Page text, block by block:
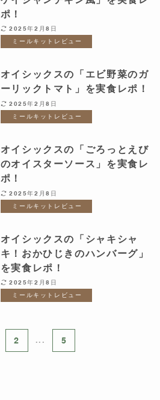
ポ！
2025年2月8日
ミールキットレビュー
オイシックスの「エビ野菜のガ
ーリックトマト」を実食レポ！
2025年2月8日
ミールキットレビュー
オイシックスの「ごろっとえび
のオイスターソース」を実食レ
ポ！
2025年2月8日
ミールキットレビュー
オイシックスの「シャキシャ
キ！おかひじきのハンバーグ」
を実食レポ！
2025年2月8日
ミールキットレビュー
2 ... 5